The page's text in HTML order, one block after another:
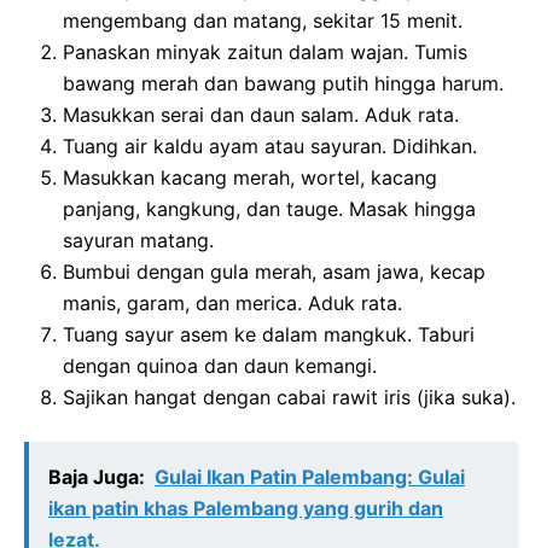
mengembang dan matang, sekitar 15 menit.
Panaskan minyak zaitun dalam wajan. Tumis
bawang merah dan bawang putih hingga harum.
Masukkan serai dan daun salam. Aduk rata.
Tuang air kaldu ayam atau sayuran. Didihkan.
Masukkan kacang merah, wortel, kacang
panjang, kangkung, dan tauge. Masak hingga
sayuran matang.
Bumbui dengan gula merah, asam jawa, kecap
manis, garam, dan merica. Aduk rata.
Tuang sayur asem ke dalam mangkuk. Taburi
dengan quinoa dan daun kemangi.
Sajikan hangat dengan cabai rawit iris (jika suka).
Baja Juga: Gulai Ikan Patin Palembang: Gulai
ikan patin khas Palembang yang gurih dan
lezat.